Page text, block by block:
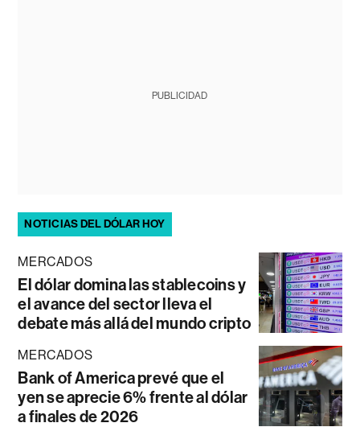
PUBLICIDAD
NOTICIAS DEL DÓLAR HOY
MERCADOS
El dólar domina las stablecoins y
el avance del sector lleva el
debate más allá del mundo cripto
MERCADOS
Bank of America prevé que el
yen se aprecie 6% frente al dólar
a finales de 2026